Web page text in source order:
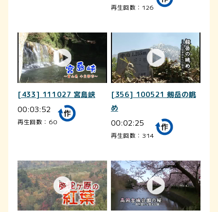
再生回数：126
[433] 111027 宮島峡
00:03:52
再生回数：60
[356] 100521 剱岳の眺
め
00:02:25
再生回数：314